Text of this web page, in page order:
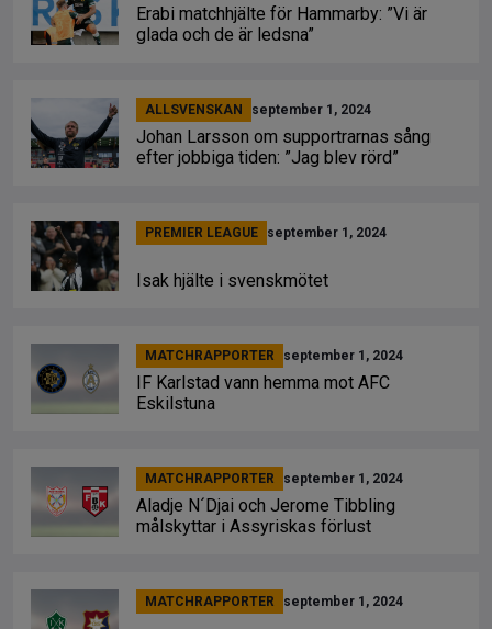
Erabi matchhjälte för Hammarby: ”Vi är
glada och de är ledsna”
ALLSVENSKAN september 1, 2024
Johan Larsson om supportrarnas sång
efter jobbiga tiden: ”Jag blev rörd”
PREMIER LEAGUE september 1, 2024
Isak hjälte i svenskmötet
MATCHRAPPORTER september 1, 2024
IF Karlstad vann hemma mot AFC
Eskilstuna
MATCHRAPPORTER september 1, 2024
Aladje N´Djai och Jerome Tibbling
målskyttar i Assyriskas förlust
MATCHRAPPORTER september 1, 2024